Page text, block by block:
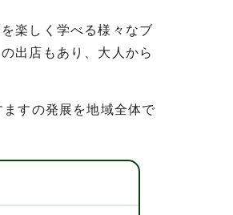
楽しく学べる様々なブ
出店もあり、大人から
すの発展を地域全体で